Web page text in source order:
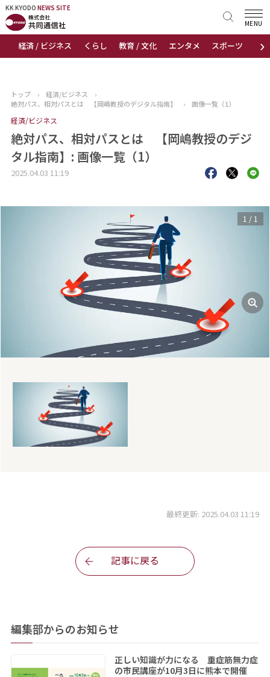
KK KYODO NEWS SITE
›
経済 / ビジネス くらし 教育 / 文化 エンタメ スポーツ 地域
MENU
KK KYODONEWS SITE
トップページ
ニュース
おすすめコンテンツ
出版物
トップ › 経済/ビジネス
›
絶対パス、相対パスとは 【岡嶋教授のデジタル指南】
› 画像一覧（1）
経済/ビジネス
絶対パス、相対パスとは 【岡嶋教授のデジ
タル指南】: 画像一覧（1）
2025.04.03 11:19
1 / 1
最終更新: 2025.04.03 11:19
記事に戻る
編集部からのお知らせ
正しい知識が力になる 重症筋無力症
の市民講座が10月3日に熊本で開催